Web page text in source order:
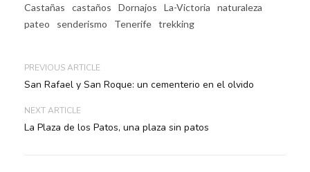
Castañas
castaños Dornajos La-Victoria
naturaleza
pateo
senderismo Tenerife trekking
PREVIOUS ARTICLE
San Rafael y San Roque: un cementerio en el olvido
NEXT ARTICLE
La Plaza de los Patos, una plaza sin patos